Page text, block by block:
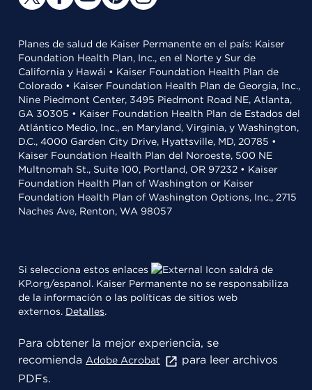
Planes de salud de Kaiser Permanente en el país: Kaiser
Foundation Health Plan, Inc., en el Norte y Sur de
California y Hawái • Kaiser Foundation Health Plan de
Colorado • Kaiser Foundation Health Plan de Georgia, Inc.,
Nine Piedmont Center, 3495 Piedmont Road NE, Atlanta,
GA 30305 • Kaiser Foundation Health Plan de Estados del
Atlántico Medio, Inc., en Maryland, Virginia, y Washington,
D.C., 4000 Garden City Drive, Hyattsville, MD, 20785 •
Kaiser Foundation Health Plan del Noroeste, 500 NE
Multnomah St., Suite 100, Portland, OR 97232 • Kaiser
Foundation Health Plan of Washington or Kaiser
Foundation Health Plan of Washington Options, Inc., 2715
Naches Ave, Renton, WA 98057
Si selecciona estos enlaces
saldrá de
KP.org/espanol. Kaiser Permanente no se responsabiliza
de la información o las políticas de sitios web
externos. Detalles.
Para obtener la mejor experiencia, se
recomienda Adobe Acrobat
para leer archivos
PDFs.